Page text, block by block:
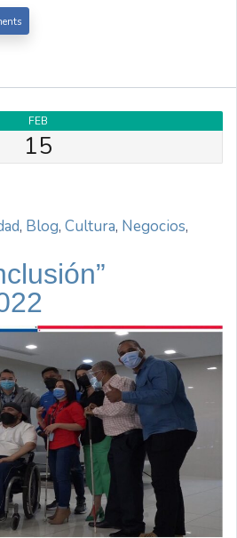
FEB
15
, Blog, Cultura, Negocios,